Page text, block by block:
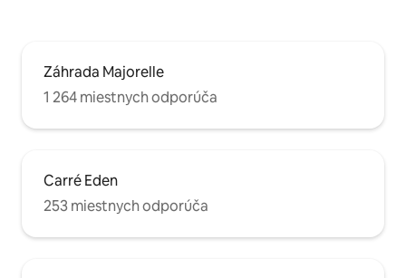
Záhrada Majorelle
1 264 miestnych odporúča
Carré Eden
253 miestnych odporúča